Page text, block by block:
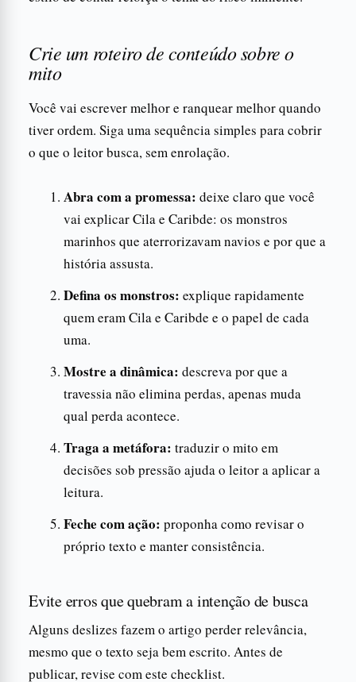
Crie um roteiro de conteúdo sobre o
mito
Você vai escrever melhor e ranquear melhor quando
tiver ordem. Siga uma sequência simples para cobrir
o que o leitor busca, sem enrolação.
Abra com a promessa: deixe claro que você
vai explicar Cila e Caribde: os monstros
marinhos que aterrorizavam navios e por que a
história assusta.
Defina os monstros: explique rapidamente
quem eram Cila e Caribde e o papel de cada
uma.
Mostre a dinâmica: descreva por que a
travessia não elimina perdas, apenas muda
qual perda acontece.
Traga a metáfora: traduzir o mito em
decisões sob pressão ajuda o leitor a aplicar a
leitura.
Feche com ação: proponha como revisar o
próprio texto e manter consistência.
Evite erros que quebram a intenção de busca
Alguns deslizes fazem o artigo perder relevância,
mesmo que o texto seja bem escrito. Antes de
publicar, revise com este checklist.